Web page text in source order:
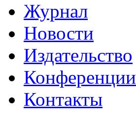
Журнал
Новости
Издательство
Конференции
Контакты